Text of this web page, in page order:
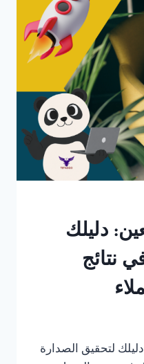
دليلك
نتائج
لتحقيق الصدارة